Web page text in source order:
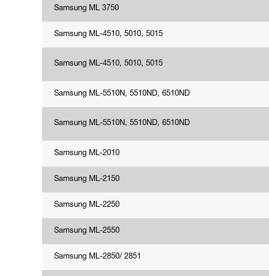
Samsung ML 3750
Samsung ML-4510, 5010, 5015
Samsung ML-4510, 5010, 5015
Samsung ML-5510N, 5510ND, 6510ND
Samsung ML-5510N, 5510ND, 6510ND
Samsung ML-2010
Samsung ML-2150
Samsung ML-2250
Samsung ML-2550
Samsung ML-2850/ 2851